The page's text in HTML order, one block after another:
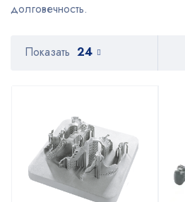
долговечность.
Показать 24